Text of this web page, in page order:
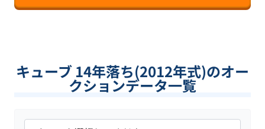
キューブ 14年落ち(2012年式)のオー
クションデータ一覧